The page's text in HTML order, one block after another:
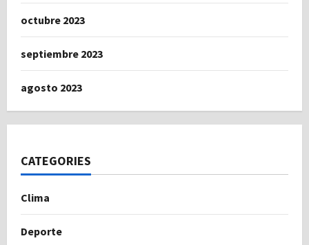
octubre 2023
septiembre 2023
agosto 2023
CATEGORIES
Clima
Deporte